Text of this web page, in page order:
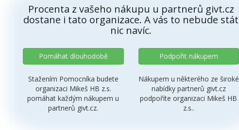
Procenta z vašeho nákupu u partnerů givt.cz
dostane i tato organizace. A vás to nebude stát
nic navíc.
Pomáhat dlouhodobě
Stažením Pomocníka budete
organizaci Mikeš HB z.s.
pomáhat každým nákupem u
partnerů givt.cz.
Podpořit nákupem
Nákupem u některého ze široké
nabídky partnerů givt.cz
podpoříte organizaci Mikeš HB
z.s..